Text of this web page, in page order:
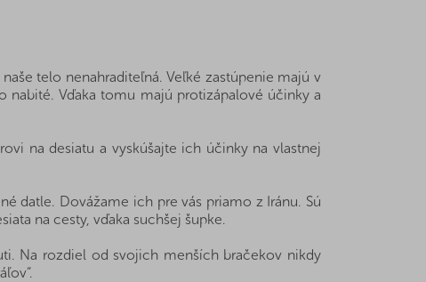
telo nenahraditeľná. Veľké zastúpenie majú v
nabité. Vďaka tomu majú protizápalové účinky a
na desiatu a vyskúšajte ich účinky na vlastnej
datle. Dovážame ich pre vás priamo z Iránu. Sú
na cesty, vďaka suchšej šupke.
Na rozdiel od svojich menších bračekov nikdy